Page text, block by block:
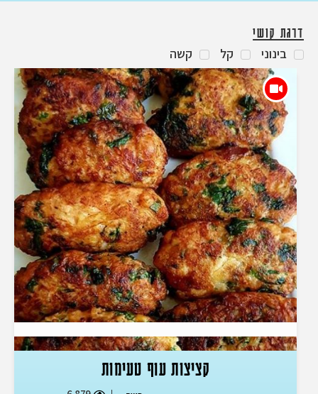
דרגת קושי
בינוני קל קשה
קציצות עוף טעימות